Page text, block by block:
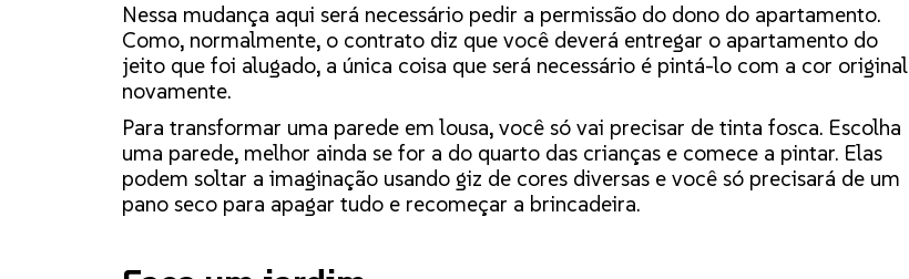
Nessa mudança aqui será necessário pedir a permissão do dono do apartamento.
Como, normalmente, o contrato diz que você deverá entregar o apartamento do
jeito que foi alugado, a única coisa que será necessário é pintá-lo com a cor original
novamente.
Para transformar uma parede em lousa, você só vai precisar de tinta fosca. Escolha
uma parede, melhor ainda se for a do quarto das crianças e comece a pintar. Elas
podem soltar a imaginação usando giz de cores diversas e você só precisará de um
pano seco para apagar tudo e recomeçar a brincadeira.